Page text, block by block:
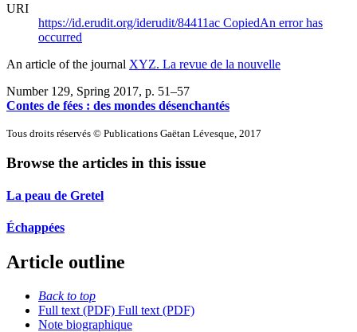
URI
https://id.erudit.org/iderudit/84411ac CopiedAn error has
occurred
An article of the journal XYZ. La revue de la nouvelle
Number 129, Spring 2017, p. 51–57
Contes de fées : des mondes désenchantés
Tous droits réservés © Publications Gaëtan Lévesque, 2017
Browse the articles in this issue
La peau de Gretel
Échappées
Article outline
Back to top
Full text (PDF) Full text (PDF)
Note biographique